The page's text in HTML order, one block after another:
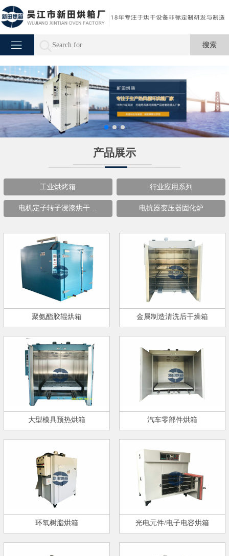
产品展示
工业烘烤箱 行业应用系列
电机定子转子浸漆烘干… 电抗器变压器固化炉
聚氨酯胶辊烘箱 金属制造清洗后干燥箱
大型模具预热烘箱 汽车零部件烘箱
环氧树脂烘箱 光电元件/电子电容烘箱